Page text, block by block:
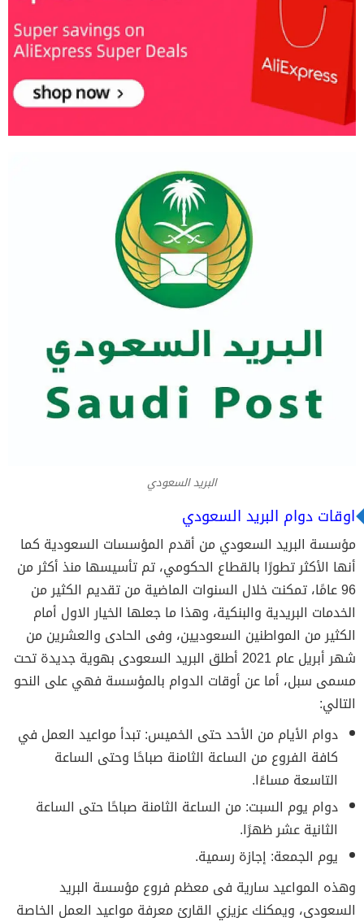
البريد السعودي
اوقات دوام البريد السعودي
مؤسسة البريد السعودي من أقدم المؤسسات السعودية كما
أنها الأكثر تطورًا بالقطاع الحكومي، تم تأسيسها منذ أكثر من
96 عامًا، تمكنت خلال السنوات الماضية من تقديم الكثير من
الخدمات البريدية والبنكية، وهذا ما جعلها الخيار الاول أمام
الكثير من المواطنين السعوديين، وفى الحادى والعشرين من
شهر أبريل عام 2021 أطلق البريد السعودى بهوية جديدة تحت
مسمى سبل، أما عن أوقات الدوام بالمؤسسة فهي على النحو
التالي:
دوام الأيام من الأحد حتى الخميس: تبدأ مواعيد العمل في
كافة الفروع من الساعة الثامنة صباحًا وحتى الساعة
التاسعة مساءًا.
دوام يوم السبت: من الساعة الثامنة صباحًا حتى الساعة
الثانية عشر ظهرًا.
يوم الجمعة: إجازة رسمية.
وهذه المواعيد سارية فى معظم فروع مؤسسة البريد
السعودى، ويمكنك عزيزي القارئ معرفة مواعيد العمل الخاصة